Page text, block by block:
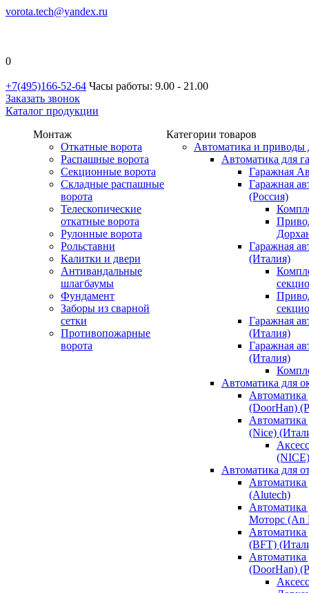
vorota.tech@yandex.ru
0
+7(495)166-52-64 Часы работы: 9.00 - 21.00
Заказать звонок
Каталог продукции
Монтаж
Откатные ворота
Распашные ворота
Секционные ворота
Складные распашные
ворота
Телескопические
откатные ворота
Рулонные ворота
Рольставни
Калитки и двери
Антивандальные
шлагбаумы
Фундамент
Заборы из сварной
сетки
Противопожарные
ворота
Категории товаров
Автоматика и приводы
Автоматика для
Гаражная
Гаражная
(Россия)
Гаражная
(Италия)
Гаражная
(Италия)
Гаражная
(Италия)
Автоматика для
Автоматика
(DoorHan)
Автоматика
(Nice)
(NICE)
Автоматика для
(Alutech)
Моторс (An
(BFT)
Автоматика
(DoorHan)